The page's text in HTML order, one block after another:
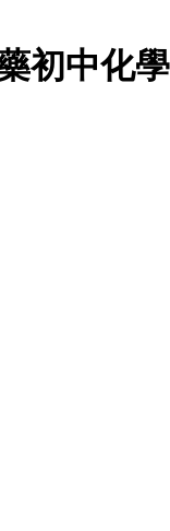
初中化